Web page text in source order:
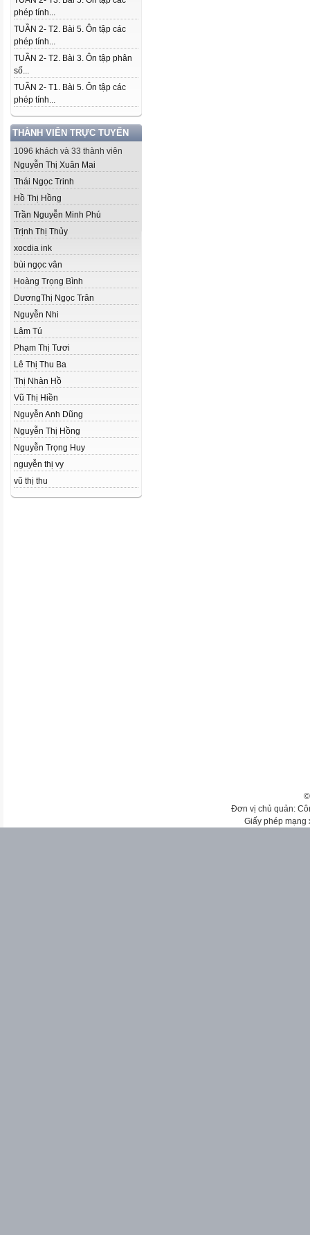
phép tính...
TUẦN 2- T2. Bài 5. Ôn tập các
phép tính...
TUẦN 2- T2. Bài 3. Ôn tập phân
số...
TUẦN 2- T1. Bài 5. Ôn tập các
phép tính...
THÀNH VIÊN TRỰC TUYẾN
1096 khách và 33 thành viên
Nguyễn Thị Xuân Mai
Thái Ngọc Trinh
Hồ Thị Hồng
Trần Nguyễn Minh Phú
Trịnh Thị Thủy
xocdia ink
bùi ngọc vân
Hoàng Trọng Bình
DươngThị Ngọc Trân
Nguyễn Nhi
Lâm Tú
Phạm Thị Tươi
Lê Thị Thu Ba
Thị Nhàn Hồ
Vũ Thị Hiền
Nguyễn Anh Dũng
Nguyễn Thị Hồng
Nguyễn Trọng Huy
nguyễn thị vy
vũ thị thu
Đơn vị chủ quản:
Giấy phép mạng